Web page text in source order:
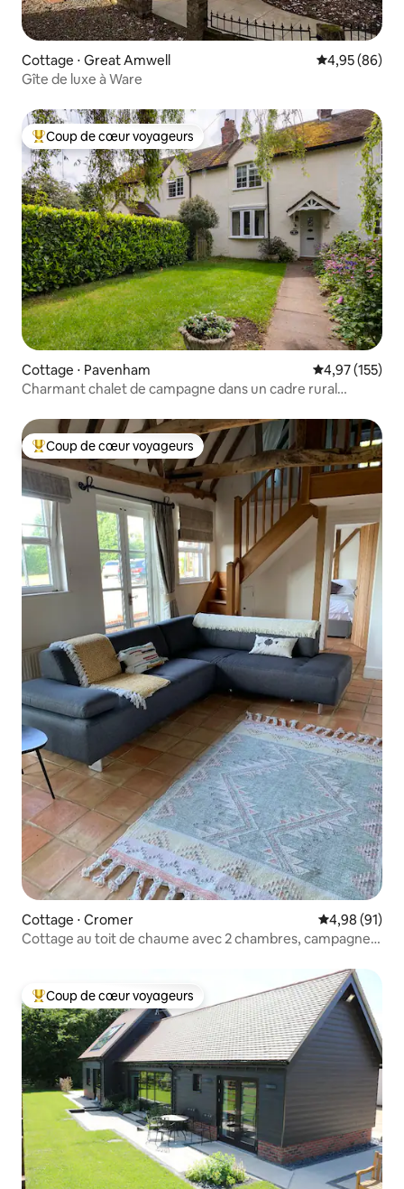
Cottage ⋅ Great Amwell Évaluation
4,95 (86)
Gîte de luxe à Ware
Coups de cœur voyageurs les plus appréciés
Coup de cœur voyageurs
Cottage ⋅ Pavenham Évaluation
4,97 (155)
Charmant chalet de campagne dans un cadre rural
Coups de cœur voyageurs les plus appréciés
Coup de cœur voyageurs
Cottage ⋅ Cromer Évaluation
4,98 (91)
Cottage au toit de chaume avec 2 chambres, campagne
Coups de cœur voyageurs les plus appréciés
Coup de cœur voyageurs